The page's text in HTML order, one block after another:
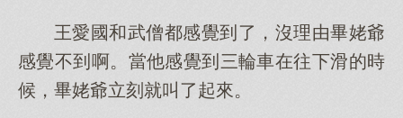
王愛國和武僧都感覺到了，沒理由畢姥爺
感覺不到啊。當他感覺到三輪車在往下滑的時
候，畢姥爺立刻就叫了起來。